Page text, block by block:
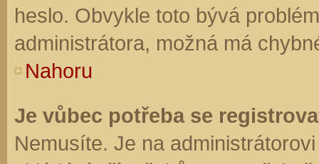
heslo. Obvykle toto bývá
administrátora, možná má
Nahoru
Je vůbec potřeba se
Nemusíte. Je na